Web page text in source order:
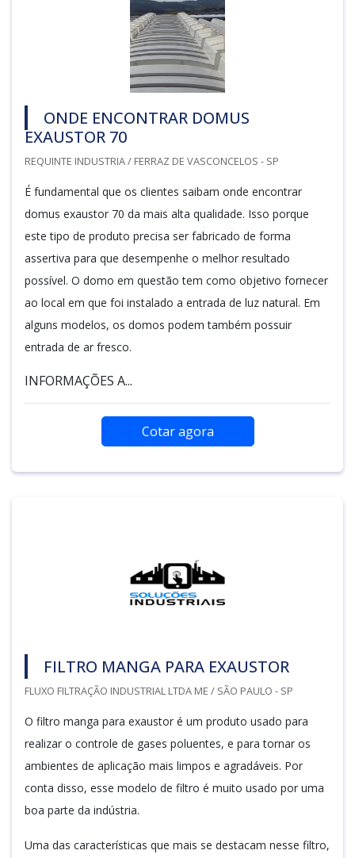
ONDE ENCONTRAR DOMUS
EXAUSTOR 70
REQUINTE INDUSTRIA / FERRAZ DE VASCONCELOS - SP
É fundamental que os clientes saibam onde encontrar
domus exaustor 70 da mais alta qualidade. Isso porque
este tipo de produto precisa ser fabricado de forma
assertiva para que desempenhe o melhor resultado
possível. O domo em questão tem como objetivo fornecer
ao local em que foi instalado a entrada de luz natural. Em
alguns modelos, os domos podem também possuir
entrada de ar fresco.
INFORMAÇÕES A...
Cotar agora
FILTRO MANGA PARA EXAUSTOR
FLUXO FILTRAÇÃO INDUSTRIAL LTDA ME / SÃO PAULO - SP
O filtro manga para exaustor é um produto usado para
realizar o controle de gases poluentes, e para tornar os
ambientes de aplicação mais limpos e agradáveis. Por
conta disso, esse modelo de filtro é muito usado por uma
boa parte da indústria.
Uma das características que mais se destacam nesse filtro,